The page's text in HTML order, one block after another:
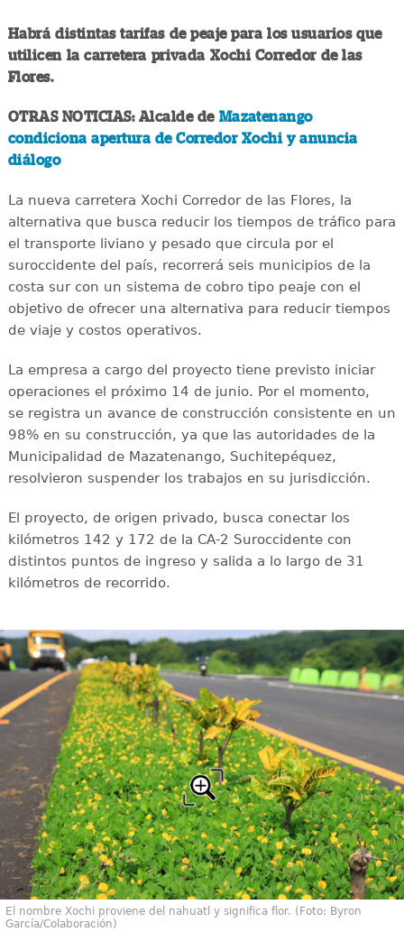
Habrá distintas tarifas de peaje para los usuarios que
utilicen la carretera privada Xochi Corredor de las
Flores.
OTRAS NOTICIAS: Alcalde de Mazatenango
condiciona apertura de Corredor Xochi y anuncia
diálogo
La nueva carretera Xochi Corredor de las Flores, la
alternativa que busca reducir los tiempos de tráfico para
el transporte liviano y pesado que circula por el
suroccidente del país, recorrerá seis municipios de la
costa sur con un sistema de cobro tipo peaje con el
objetivo de ofrecer una alternativa para reducir tiempos
de viaje y costos operativos.
La empresa a cargo del proyecto tiene previsto iniciar
operaciones el próximo 14 de junio. Por el momento,
se registra un avance de construcción consistente en un
98% en su construcción, ya que las autoridades de la
Municipalidad de Mazatenango, Suchitepéquez,
resolvieron suspender los trabajos en su jurisdicción.
El proyecto, de origen privado, busca conectar los
kilómetros 142 y 172 de la CA-2 Suroccidente con
distintos puntos de ingreso y salida a lo largo de 31
kilómetros de recorrido.
El nombre Xochi proviene del nahuatl y significa flor. (Foto: Byron
García/Colaboración)